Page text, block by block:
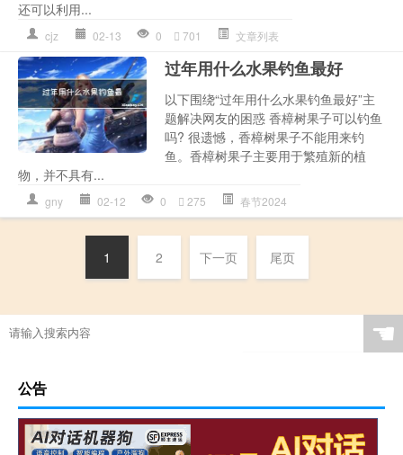
还可以利用...
cjz 02-13 0 701 文章列表
过年用什么水果钓鱼最好
以下围绕“过年用什么水果钓鱼最好”主
题解决网友的困惑 香樟树果子可以钓鱼
吗? 很遗憾，香樟树果子不能用来钓
鱼。香樟树果子主要用于繁殖新的植
物，并不具有...
gny 02-12 0 275 春节2024
1 2 下一页 尾页
☚
公告